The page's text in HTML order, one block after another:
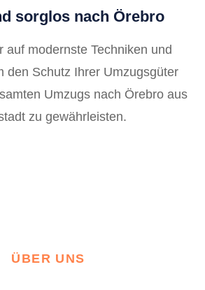
sorglos nach Örebro
auf modernste Techniken und
den Schutz Ihrer Umzugsgüter
Umzugs nach Örebro aus
zu gewährleisten.
ÜBER UNS